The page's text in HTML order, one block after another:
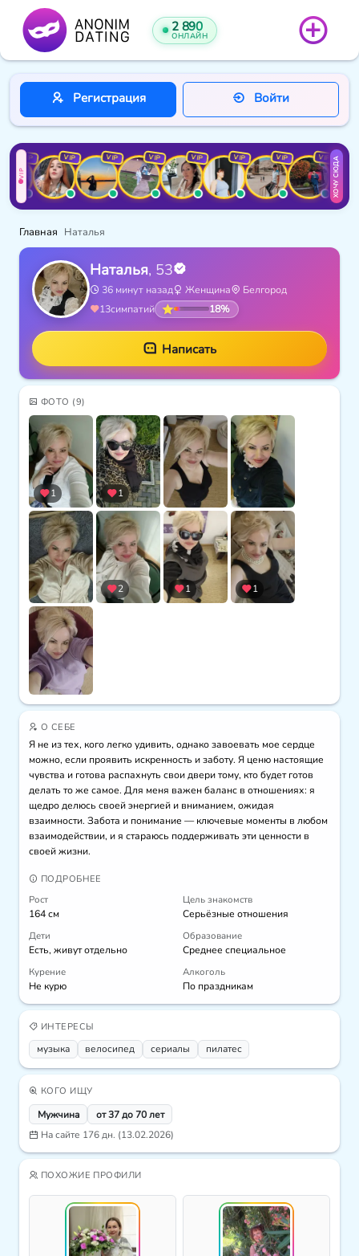
2 890
ОНЛАЙН
Регистрация Войти
VIP
VIP VIP VIP VIP VIP VIP VIP VIP ХОЧУ СЮДА
Главная Наталья
Наталья, 53
36 минут назад Женщина
Белгород
13симпатий 18%
Написать
ФОТО (9)
1 1
2 1 1
О СЕБЕ
Я не из тех, кого легко удивить, однако завоевать мое сердце
можно, если проявить искренность и заботу. Я ценю настоящие
чувства и готова распахнуть свои двери тому, кто будет готов
делать то же самое. Для меня важен баланс в отношениях: я
щедро делюсь своей энергией и вниманием, ожидая
взаимности. Забота и понимание — ключевые моменты в любом
взаимодействии, и я стараюсь поддерживать эти ценности в
своей жизни.
ПОДРОБНЕЕ
Рост
164 см
Цель знакомств
Серьёзные отношения
Дети
Есть, живут отдельно
Образование
Среднее специальное
Курение
Не курю
Алкоголь
По праздникам
ИНТЕРЕСЫ
музыка велосипед сериалы пилатес
КОГО ИЩУ
Мужчина
от 37 до 70 лет
На сайте 176 дн. (13.02.2026)
ПОХОЖИЕ ПРОФИЛИ